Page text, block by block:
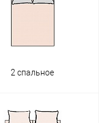
2 спальное